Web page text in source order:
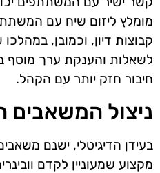
מומלץ ליזום שיח עם
קבוצות דיון, וכמובן,
לשאלות והענקת ערך מוסף
חיבור חזק יותר עם הקהל.
ניצול המשאבים
בעידן הדיגיטלי, ישנם
מקצוע שמעוניין לקדם